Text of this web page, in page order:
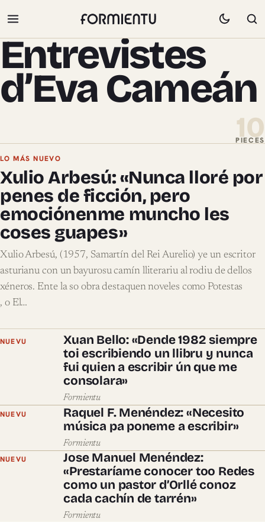
Entrevistes
d’Eva Cameán
10
PIECES
Pieces de Entrevistes d’Eva
LO MÁS NUEVO
Xulio Arbesú: «Nunca lloré por
penes de ficción, pero
emociónenme muncho les
coses guapes»
Xulio Arbesú, (1957, Samartín del Rei Aurelio) ye un escritor
asturianu con un bayurosu camín lliterariu al rodiu de dellos
xéneros. Ente la so obra destaquen noveles como Potestas
, o El…
NUEVU
Xuan Bello: «Dende 1982 siempre
toi escribiendo un llibru y nunca
fui quien a escribir ún que me
consolara»
Formientu
NUEVU
Raquel F. Menéndez: «Necesito
música pa poneme a escribir»
Formientu
NUEVU
Jose Manuel Menéndez:
«Prestaríame conocer too Redes
como un pastor d’Orllé conoz
cada cachín de tarrén»
Formientu